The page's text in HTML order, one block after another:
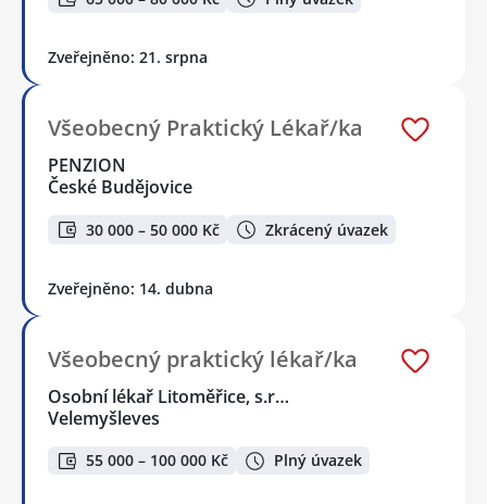
Zveřejněno: 21. srpna
Všeobecný Praktický Lékař/ka
PENZION
České Budějovice
30 000 – 50 000 Kč Zkrácený úvazek
Zveřejněno: 14. dubna
Všeobecný praktický lékař/ka
Osobní lékař Litoměřice, s.r…
Velemyšleves
55 000 – 100 000 Kč Plný úvazek